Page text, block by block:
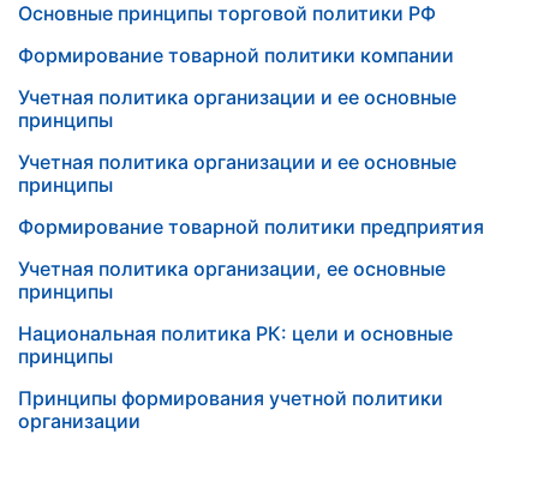
Основные принципы торговой политики РФ
Формирование товарной политики компании
Учетная политика организации и ее основные
принципы
Учетная политика организации и ее основные
принципы
Формирование товарной политики предприятия
Учетная политика организации, ее основные
принципы
Национальная политика РК: цели и основные
принципы
Принципы формирования учетной политики
организации